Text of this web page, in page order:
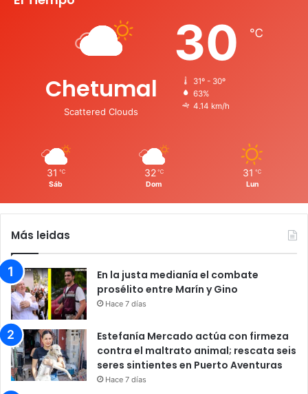
Chetumal
Scattered Clouds
30 ℃
31º - 30º
63%
4.14 km/h
31 ℃
Sáb
32 ℃
Dom
31 ℃
Lun
Más leidas
En la justa medianía el combate
prosélito entre Marín y Gino
Hace 7 días
Estefanía Mercado actúa con firmeza
contra el maltrato animal; rescata seis
seres sintientes en Puerto Aventuras
Hace 7 días